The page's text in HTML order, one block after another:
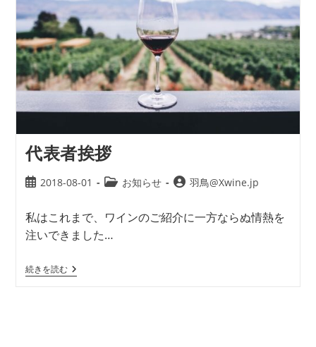
代表者挨拶
2018-08-01 お知らせ 羽鳥@Xwine.jp
私はこれまで、ワインのご紹介に一方ならぬ情熱を
注いできました…
続きを読む